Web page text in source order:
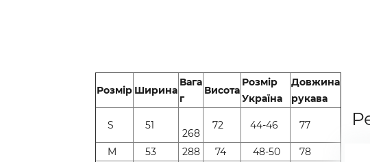
Розмір Ширина
Вага
г
Висота
Розмір
Україна
Довжина
рукава
S 51
268
72 44-46 77
M 53 288 74 48-50
78